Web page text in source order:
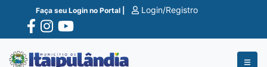
Ir para o conte�do
Ir para o fim do conte�do
Faça seu Login no Portal | Login/Registro